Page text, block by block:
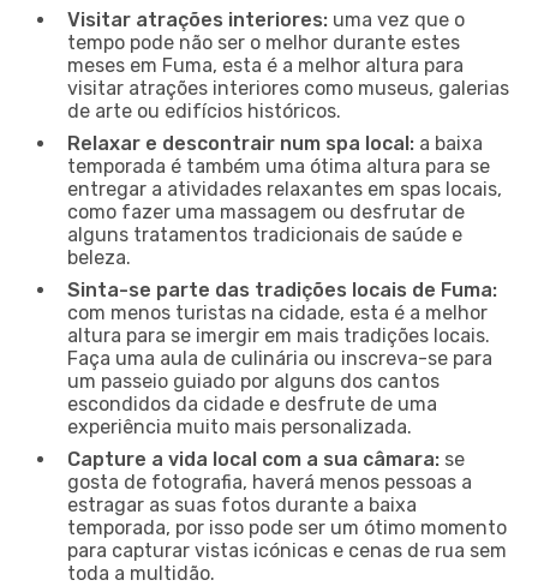
Visitar atrações interiores: uma vez que o
tempo pode não ser o melhor durante estes
meses em Fuma, esta é a melhor altura para
visitar atrações interiores como museus, galerias
de arte ou edifícios históricos.
Relaxar e descontrair num spa local: a baixa
temporada é também uma ótima altura para se
entregar a atividades relaxantes em spas locais,
como fazer uma massagem ou desfrutar de
alguns tratamentos tradicionais de saúde e
beleza.
Sinta-se parte das tradições locais de Fuma:
com menos turistas na cidade, esta é a melhor
altura para se imergir em mais tradições locais.
Faça uma aula de culinária ou inscreva-se para
um passeio guiado por alguns dos cantos
escondidos da cidade e desfrute de uma
experiência muito mais personalizada.
Capture a vida local com a sua câmara: se
gosta de fotografia, haverá menos pessoas a
estragar as suas fotos durante a baixa
temporada, por isso pode ser um ótimo momento
para capturar vistas icónicas e cenas de rua sem
toda a multidão.